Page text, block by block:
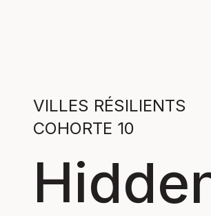
VILLES RÉSILIENTS
COHORTE 10